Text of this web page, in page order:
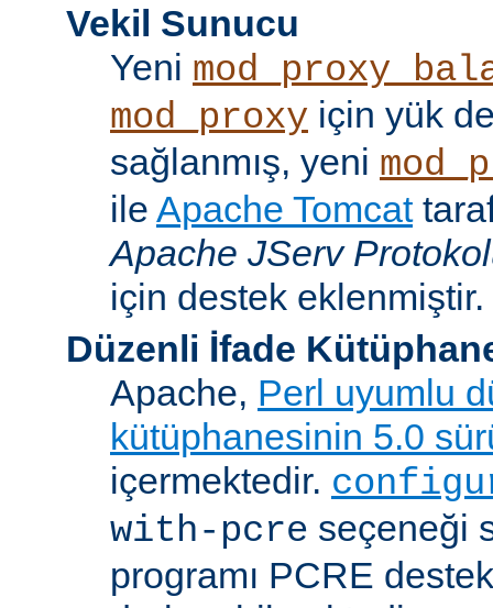
Vekil Sunucu
Yeni
mod_proxy için yük
sağlanmış, yeni
ile Apache Tomcat
Apache JServ
için destek eklenmiştir.
Düzenli İfade
Apache, Perl uyumlu
kütüphanesinin 5.0
içermektedir.
with-pcre seçeneği
programı PCRE